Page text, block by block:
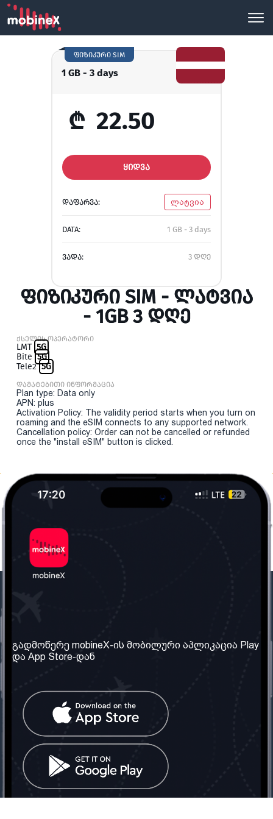
1 GB - 3 days
ფიზიკური SIM
₾ 22.50
ᲧᲘᲓᲕᲐ
ᲓᲐᲤᲐᲠᲕᲐ: ლატვია
DATA: 1 GB - 3 days
ᲕᲐᲓᲐ: 3 დღე
ᲤᲘᲖᲘᲙᲣᲠᲘ SIM - ᲚᲐᲢᲕᲘᲐ
- 1GB 3 ᲓᲦᲔ
ქსელის ოპერატორი
LMT 5G
Bite 5G
Tele2 5G
დამატებითი ინფორმაცია
Plan type: Data only
APN: plus
Activation Policy: The validity period starts when you turn on
roaming and the eSIM connects to any supported network.
Cancellation policy: Order can not be cancelled or refunded
once the "install eSIM" button is clicked.
ჩვენ შესახებ
ჩვენი სერვისები
წესები და პირობები
კითხვები
კონტაქტი
საქართველო: თბილისი
ტელ: 032 2 04 00 50
ელ. ფოსტა:
info@mobinex.ge
სოციალური ქსელი
გადმოწერე mobineX-ის მობილური აპლიკაცია Play
და App Store-დან